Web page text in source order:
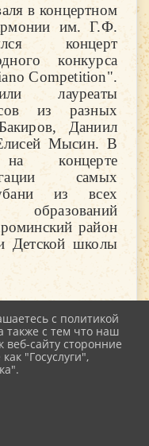
в концертном
им. Г.Ф.
концерт
конкурса
Competition".
лауреаты
из разных
Даниил
Мысин. В
на концерте
самых
из всех
район
Детской школы
с политикой
также с тем что наш
сайту сторонние
"Госуслуги",